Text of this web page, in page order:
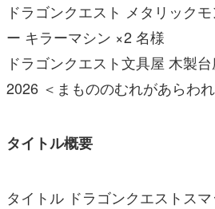
ドラゴンクエスト メタリック
ー キラーマシン ×2 名様
ドラゴンクエスト文具屋 木製
2026 ＜まもののむれがあらわ
タイトル概要
タイトル ドラゴンクエストス